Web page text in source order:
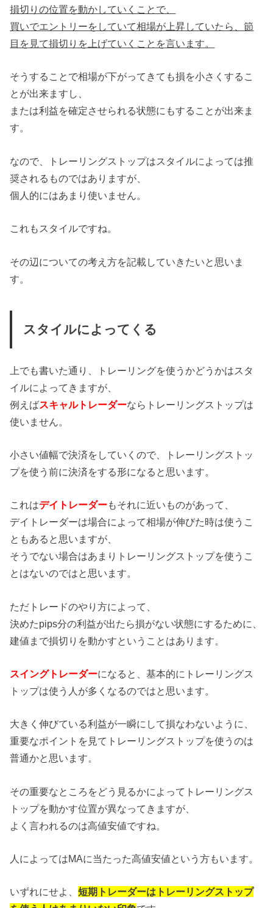
損切りの位置を動かしていくことで、
買いでエントリーをしていて相場が上昇していたら、節
目を見て損切りを上げていくことを言います。
そうすることで相場が下がってきても損を小さくするこ
とが出来ますし、
または利益を確定させられる状態にもすることが出来ま
す。
なので、トレーリングストップはスタイルによっては推
奨されるものではありますが、
個人的にはあまり使いません。
これもスタイルですね。
その辺についての考え方を記載していきたいと思いま
す。
スタイルによってくる
上でも書いた通り、トレーリングを使うかどうかはスタ
イルによってきますが、
例えばスキャルトレーダーならトレーリングストップは
使いません。
小さい値幅で決済をしていくので、トレーリングストッ
プを使う前に決済をする形になると思います。
これはデイトレーダーもそれに近いものがあって、
デイトレーダーは場合によって相場が伸びた時は使うこ
ともあると思いますが、
そうでない場合はあまりトレーリングストップを使うこ
とはないのではと思います。
ただトレードのやり方によって、
決めたpips分の利益が出たら損がない状態にするために、
建値まで損切りを動かすということはあります。
スイングトレーダーになると、基本的にトレーリングス
トップは使う人が多くなるのではと思います。
大きく伸びている利益が一瞬にして損なわないように、
重要なポイントを見てトレーリングストップを使うのは
普通かと思います。
その重要なところをどう見るかによってトレーリングス
トップを動かす位置が異なってきますが、
よく言われるのは高値安値ですね。
人によってはMAに当たった高値安値という方もいます。
いずれにせよ、短期トレーダーはトレーリングストップ